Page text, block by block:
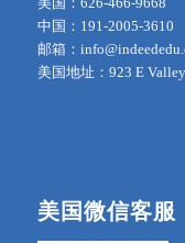
中国：191-2005-3610
邮箱：
美国地址：923 E
美国微信客服